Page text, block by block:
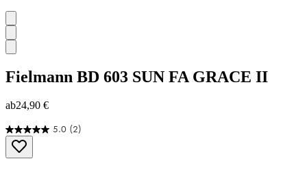
Fielmann BD 603 SUN FA GRACE II
ab24,90 €
5.0 (2)
5.0
von
5